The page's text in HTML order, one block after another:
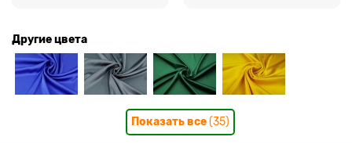
Другие цвета
Показать все(35)